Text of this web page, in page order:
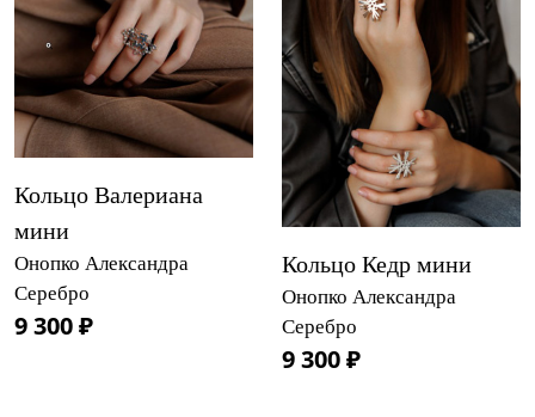
Кольцо Валериана
мини
Онопко Александра
Серебро
9 300 ₽
Кольцо Кедр мини
Онопко Александра
Серебро
9 300 ₽